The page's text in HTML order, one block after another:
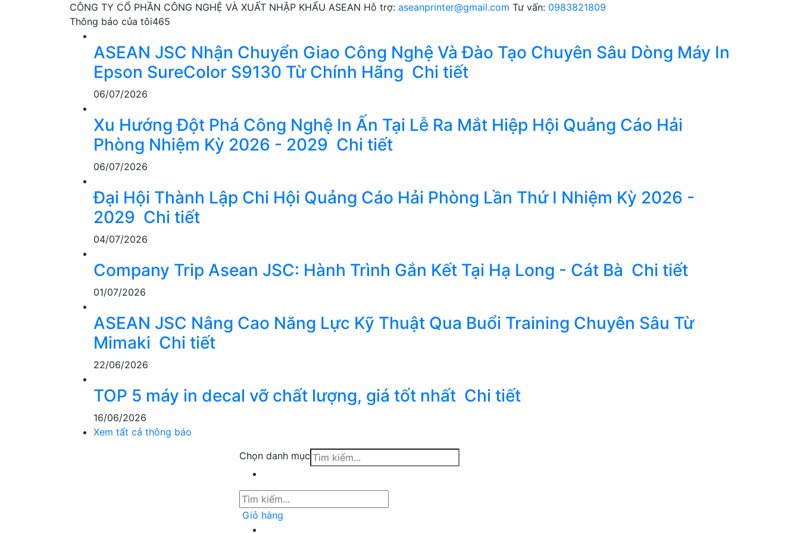
CÔNG TY CỔ PHẦN CÔNG NGHỆ VÀ XUẤT NHẬP KHẨU ASEAN Hỗ trợ: aseanprinter@gmail.com Tư vấn: 0983821809
Thông báo của tôi465
ASEAN JSC Nhận Chuyển Giao Công Nghệ Và Đào Tạo Chuyên Sâu Dòng Máy In
Epson SureColor S9130 Từ Chính Hãng Chi tiết
06/07/2026
Xu Hướng Đột Phá Công Nghệ In Ấn Tại Lễ Ra Mắt Hiệp Hội Quảng Cáo Hải
Phòng Nhiệm Kỳ 2026 - 2029 Chi tiết
06/07/2026
Đại Hội Thành Lập Chi Hội Quảng Cáo Hải Phòng Lần Thứ I Nhiệm Kỳ 2026 -
2029 Chi tiết
04/07/2026
Company Trip Asean JSC: Hành Trình Gắn Kết Tại Hạ Long - Cát Bà Chi tiết
01/07/2026
ASEAN JSC Nâng Cao Năng Lực Kỹ Thuật Qua Buổi Training Chuyên Sâu Từ
Mimaki Chi tiết
22/06/2026
TOP 5 máy in decal vỡ chất lượng, giá tốt nhất Chi tiết
16/06/2026
Xem tất cả thông báo
Chọn danh mục